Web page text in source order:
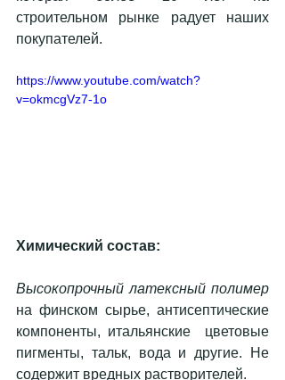
строительном рынке радует наших
покупателей.
https://www.youtube.com/watch?
v=okmcgVz7-1o
Химический состав:
Высокопрочный латексный полимер
на финском сырье, антисептические
компоненты, итальянские  цветовые
пигменты, тальк, вода и другие. Не
содержит вредных растворителей.